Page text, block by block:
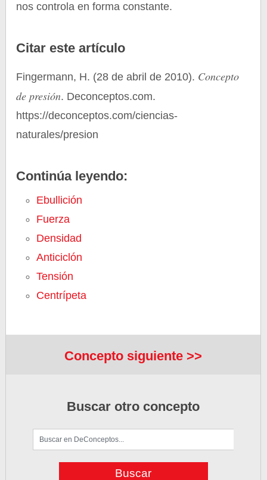
nos controla en forma constante.
Citar este artículo
Fingermann, H. (28 de abril de 2010). Concepto
de presión. Deconceptos.com.
https://deconceptos.com/ciencias-
naturales/presion
Continúa leyendo:
Ebullición
Fuerza
Densidad
Anticiclón
Tensión
Centrípeta
Concepto siguiente >>
Buscar otro concepto